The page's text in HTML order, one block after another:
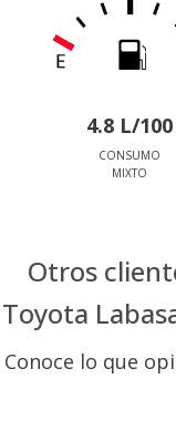
4.8 L/100
CONSUMO
MIXTO
Otros
Toyota
Conoce lo que